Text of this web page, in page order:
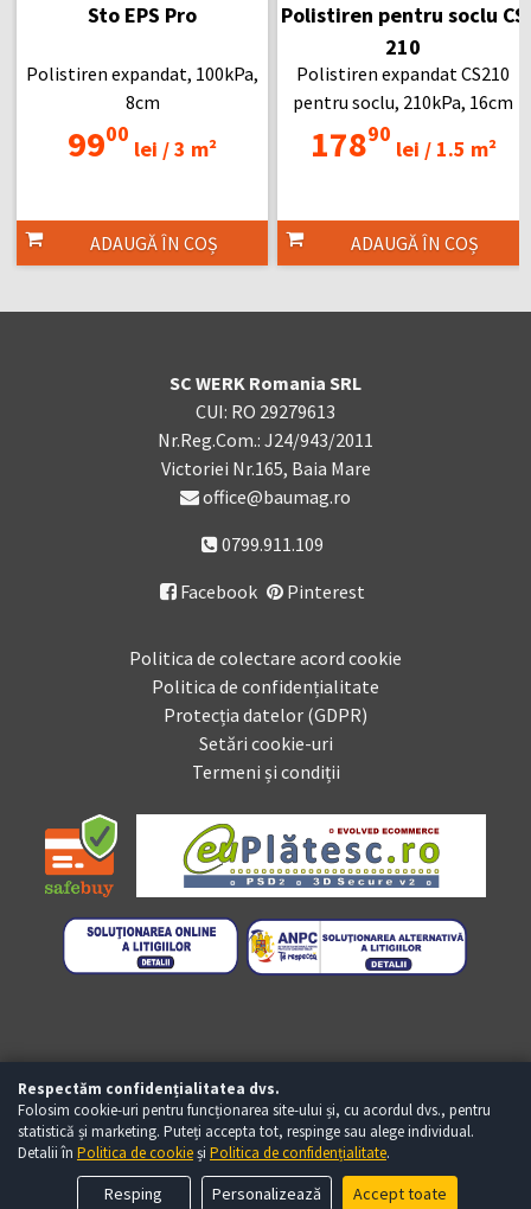
Sto EPS Pro
Polistiren expandat, 100kPa,
8cm
9900
lei /3 m²
ADAUGĂ ÎN COȘ
Polistiren pentru soclu CS
210
Polistiren expandat CS210
pentru soclu, 210kPa, 16cm
17890
lei /1.5 m²
ADAUGĂ ÎN COȘ
SC WERK Romania SRL
CUI: RO 29279613
Nr.Reg.Com.: J24/943/2011
Victoriei Nr.165, Baia Mare
office@baumag.ro
0799.911.109
 Facebook Pinterest
Politica de colectare acord cookie
Politica de confidențialitate
Protecția datelor (GDPR)
Setări cookie-uri
Termeni și condiții
Copyright © Baumag.ro 2026 - Toate drepturile rezervate
Respectăm confidențialitatea dvs.
Folosim cookie-uri pentru funcționarea site-ului și, cu acordul dvs., pentru
statistică și marketing. Puteți accepta tot, respinge sau alege individual.
Detalii în Politica de cookieși Politica de confidențialitate.
Resping Personalizează Accept toate
Te ajutăm ?